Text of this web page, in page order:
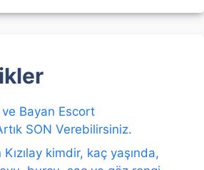
Bayan Escort
SON Verebilirsiniz.
kimdir, kaç yaşında,